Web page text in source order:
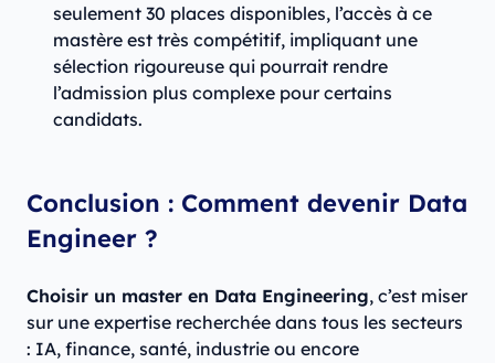
seulement 30 places disponibles, l’accès à ce
mastère est très compétitif, impliquant une
sélection rigoureuse qui pourrait rendre
l’admission plus complexe pour certains
candidats.
Conclusion : Comment devenir Data
Engineer ?
Choisir un master en Data Engineering, c’est miser
sur une expertise recherchée dans tous les secteurs
: IA, finance, santé, industrie ou encore